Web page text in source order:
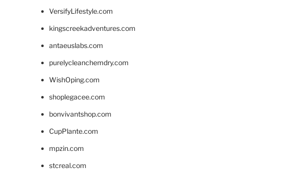
VersifyLifestyle.com
kingscreekadventures.com
antaeuslabs.com
purelycleanchemdry.com
WishOping.com
shoplegacee.com
bonvivantshop.com
CupPlante.com
mpzin.com
stcreal.com